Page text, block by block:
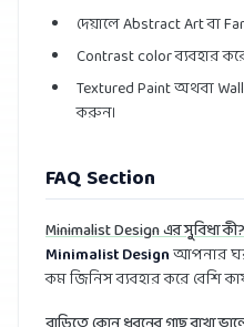
দেয়ালে Abstract Art বা
Contrast color ব্যবহার
Textured Paint অথবা
করুন।
FAQ Section
Minimalist Design এর সুবিধা কী?
Minimalist Designআপনার
কম জিনিস ব্যবহার করে বেশি